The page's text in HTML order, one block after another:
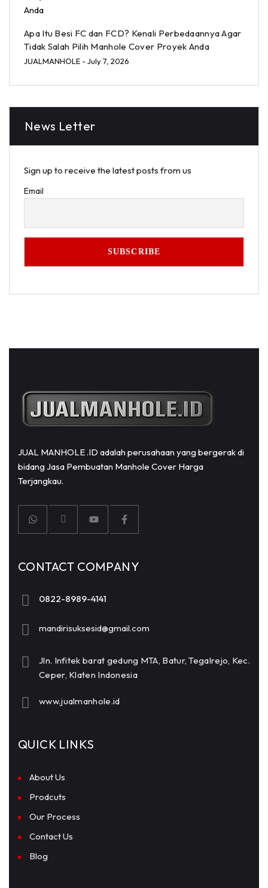
Apa Itu Besi FC dan FCD? Kenali Perbedaannya Agar
Tidak Salah Pilih Manhole Cover Proyek Anda
JUALMANHOLE - July 7, 2026
News Letter
Sign up to receive the latest posts from us
Email
JUAL MANHOLE .ID adalah perusahaan yang bergerak di
bidang Jasa Pembuatan Manhole Cover Harga
Terjangkau.
CONTACT COMPANY
0822-8989-4141
mandirisuksesid@gmail.com
Jln. Infitek barat gedung MTA, Batur, Tegalrejo, Kec.
Ceper, Klaten Indonesia
www.jualmanhole.id
QUICK LINKS
About Us
Prodcuts
Our Process
Contact Us
Blog